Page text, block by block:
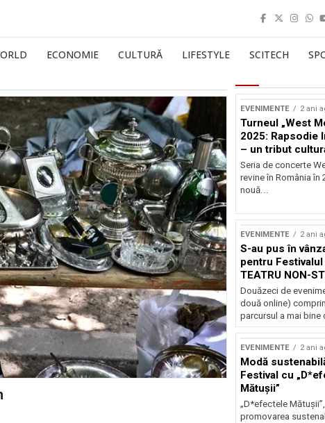
ECONOMIE CULTURĂ LIFESTYLE SCITECH
EVENIMENTE 2 ani
Turneul „West
2025: Rapsodie
– un tribut
și Occident
Seria de concerte
revine în România în
nouă...
EVENIMENTE 2 ani
S-au pus în
pentru Festivalul
TEATRU NON-
Douăzeci de
două online)
parcursul a mai bine
EVENIMENTE 2 ani
Modă
Festival cu
Mătușii”
„D*efectele
promovarea